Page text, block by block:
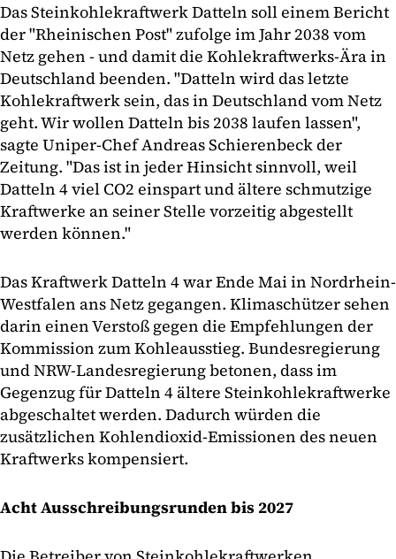
Das Steinkohlekraftwerk Datteln soll einem Bericht
der "Rheinischen Post" zufolge im Jahr 2038 vom
Netz gehen - und damit die Kohlekraftwerks-Ära in
Deutschland beenden. "Datteln wird das letzte
Kohlekraftwerk sein, das in Deutschland vom Netz
geht. Wir wollen Datteln bis 2038 laufen lassen",
sagte Uniper-Chef Andreas Schierenbeck der
Zeitung. "Das ist in jeder Hinsicht sinnvoll, weil
Datteln 4 viel CO2 einspart und ältere schmutzige
Kraftwerke an seiner Stelle vorzeitig abgestellt
werden können."
Das Kraftwerk Datteln 4 war Ende Mai in Nordrhein-
Westfalen ans Netz gegangen. Klimaschützer sehen
darin einen Verstoß gegen die Empfehlungen der
Kommission zum Kohleausstieg. Bundesregierung
und NRW-Landesregierung betonen, dass im
Gegenzug für Datteln 4 ältere Steinkohlekraftwerke
abgeschaltet werden. Dadurch würden die
zusätzlichen Kohlendioxid-Emissionen des neuen
Kraftwerks kompensiert.
Acht Ausschreibungsrunden bis 2027